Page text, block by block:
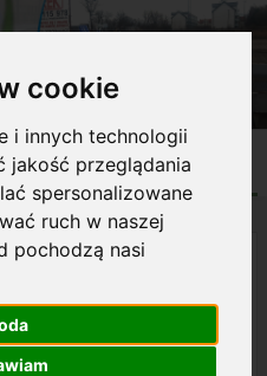
cookie
i innych technologii
jakość przeglądania
spersonalizowane
ruch w naszej
pochodzą nasi
CENY
i terminy
JAZDY
dodatkowe
Hybrid z automatyczną
przez WORD do egzaminów